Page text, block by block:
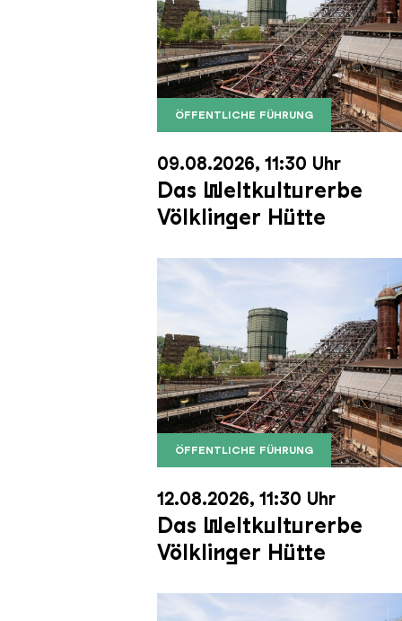
ÖFFENTLICHE FÜHRUNG
Der Erzschrägaufzug der
Copyright: Weltkulturerbe
09.08.2026, 11:30 Uhr
Das Weltkulturerbe
Völklinger Hütte
ÖFFENTLICHE FÜHRUNG
Der Erzschrägaufzug der
Copyright: Weltkulturerbe
12.08.2026, 11:30 Uhr
Das Weltkulturerbe
Völklinger Hütte